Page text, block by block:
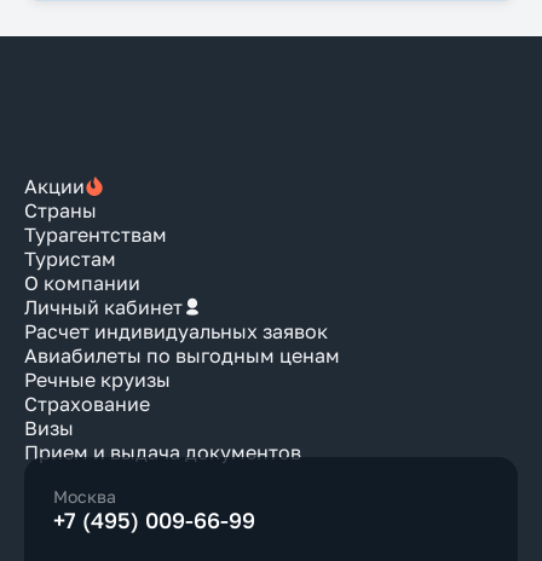
Акции
Страны
Турагентствам
Туристам
О компании
Личный кабинет
Расчет индивидуальных заявок
Авиабилеты по выгодным ценам
Речные круизы
Страхование
Визы
Прием и выдача документов
Москва
+7 (495) 009-66-99